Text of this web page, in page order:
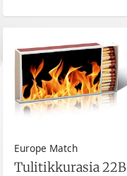
Europe Match
Tulitikkurasia 22B